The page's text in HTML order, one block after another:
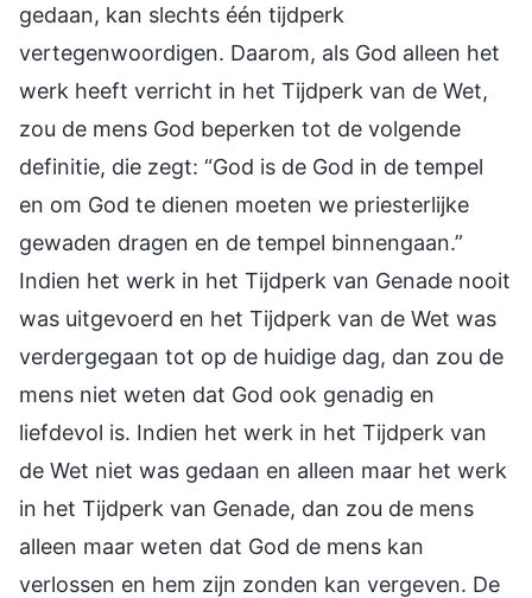
gedaan, kan slechts één tijdperk
vertegenwoordigen. Daarom, als God alleen het
werk heeft verricht in het Tijdperk van de Wet,
zou de mens God beperken tot de volgende
definitie, die zegt: “God is de God in de tempel
en om God te dienen moeten we priesterlijke
gewaden dragen en de tempel binnengaan.”
Indien het werk in het Tijdperk van Genade nooit
was uitgevoerd en het Tijdperk van de Wet was
verdergegaan tot op de huidige dag, dan zou de
mens niet weten dat God ook genadig en
liefdevol is. Indien het werk in het Tijdperk van
de Wet niet was gedaan en alleen maar het werk
in het Tijdperk van Genade, dan zou de mens
alleen maar weten dat God de mens kan
verlossen en hem zijn zonden kan vergeven. De